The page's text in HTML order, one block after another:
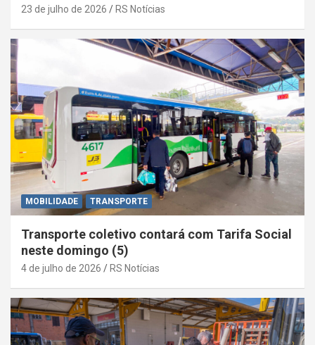
23 de julho de 2026 RS Notícias
MOBILIDADE TRANSPORTE
Transporte coletivo contará com Tarifa Social
neste domingo (5)
4 de julho de 2026 RS Notícias